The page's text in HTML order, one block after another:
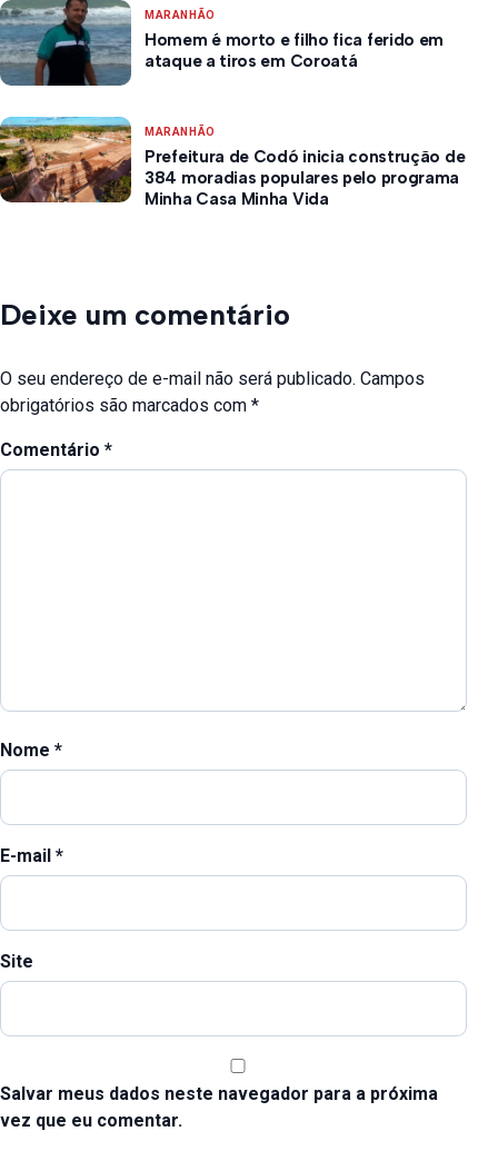
MARANHÃO
Homem é morto e filho fica ferido em
ataque a tiros em Coroatá
MARANHÃO
Prefeitura de Codó inicia construção de
384 moradias populares pelo programa
Minha Casa Minha Vida
Deixe um comentário
O seu endereço de e-mail não será publicado. Campos
obrigatórios são marcados com *
Comentário *
Nome *
E-mail *
Site
Salvar meus dados neste navegador para a próxima
vez que eu comentar.